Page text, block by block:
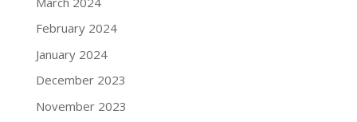
February 2024
January 2024
December 2023
November 2023